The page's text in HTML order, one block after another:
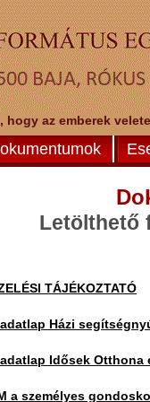
hogy az emberek
Letölthető
TÁJÉKOZTATÓ
Házi
Idősek Otthona
a személyes